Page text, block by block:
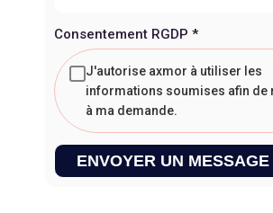
Consentement RGDP *
J'autorise axmor à utiliser les
informations soumises afin de
à ma demande.
ENVOYER UN MESSAGE